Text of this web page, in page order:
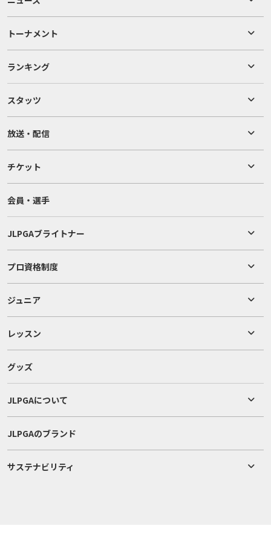
トーナメント
ランキング
スタッツ
放送・配信
チケット
会員・選手
JLPGAブライトナー
プロ資格制度
ジュニア
レッスン
グッズ
JLPGAについて
JLPGAのブランド
サステナビリティ